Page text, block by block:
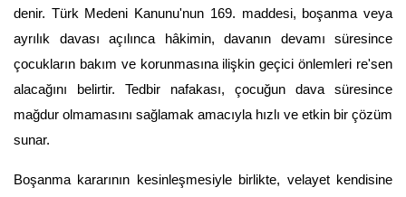
denir. Türk Medeni Kanunu'nun 169. maddesi, boşanma veya
ayrılık davası açılınca hâkimin, davanın devamı süresince
çocukların bakım ve korunmasına ilişkin geçici önlemleri re'sen
alacağını belirtir. Tedbir nafakası, çocuğun dava süresince
mağdur olmamasını sağlamak amacıyla hızlı ve etkin bir çözüm
sunar.
Boşanma kararının kesinleşmesiyle birlikte, velayet kendisine